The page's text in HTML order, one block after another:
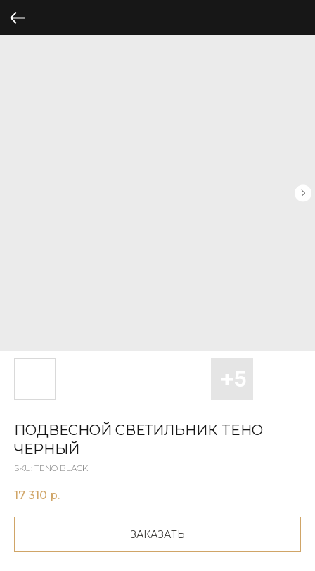
ПОДВЕСНОЙ СВЕТИЛЬНИК TEНO
ЧЕРНЫЙ
SKU: TENO BLACK
17 310 р.
ЗАКАЗАТЬ